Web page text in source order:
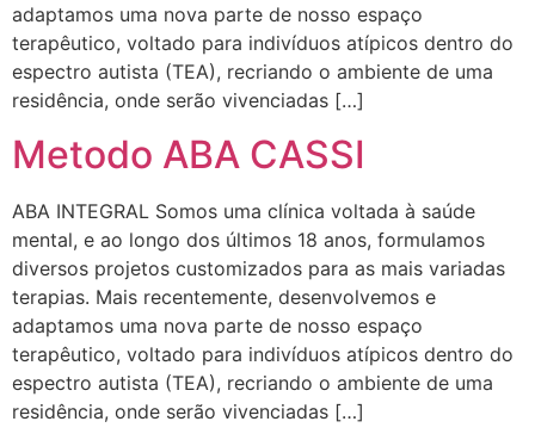
adaptamos uma nova parte de nosso espaço
terapêutico, voltado para indivíduos atípicos dentro do
espectro autista (TEA), recriando o ambiente de uma
residência, onde serão vivenciadas […]
Metodo ABA CASSI
ABA INTEGRAL Somos uma clínica voltada à saúde
mental, e ao longo dos últimos 18 anos, formulamos
diversos projetos customizados para as mais variadas
terapias. Mais recentemente, desenvolvemos e
adaptamos uma nova parte de nosso espaço
terapêutico, voltado para indivíduos atípicos dentro do
espectro autista (TEA), recriando o ambiente de uma
residência, onde serão vivenciadas […]